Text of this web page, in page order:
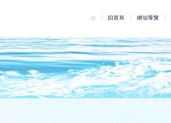
::: 回首頁 網站導覽